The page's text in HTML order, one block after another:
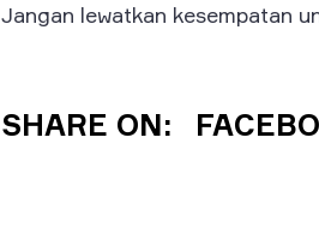
Jangan lewatkan kesempatan
SHARE ON: